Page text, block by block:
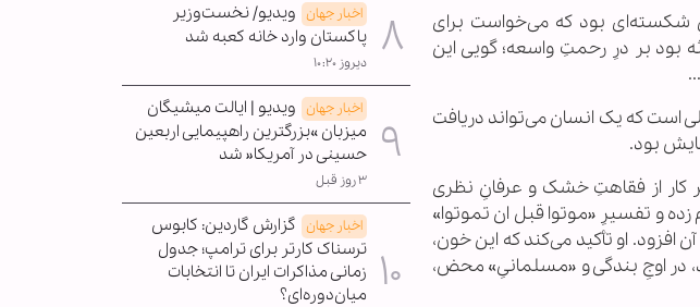
دلِ شکسته‌ای بود که می‌خواست برای
بود بر درِ رحمتِ واسعه؛ گویی این
است که یک انسان می‌تواند دریافت
بود.
کار از فقاهتِ خشک و عرفانِ نظری
و تفسیرِ «موتوا قبل ان تموتوا»
او تأکید می‌کند که این خون،
در اوجِ بندگی و «مسلمانیِ» محض،
اخبار جهان ویدیو/ نخست‌وزیر
پاکستان وارد خانه کعبه شد
دیروز ۱۰:۲۰
اخبار جهان ویدیو | ایالت میشیگان
میزبان »بزرگترین راهپیمایی اربعین
حسینی در آمریکا« شد
۳ روز قبل
اخبار جهان گزارش گاردین: کابوس
ترسناک کارتر برای ترامپ؛ جدول
زمانی مذاکرات ایران تا انتخابات
میان‌دوره‌ای؟